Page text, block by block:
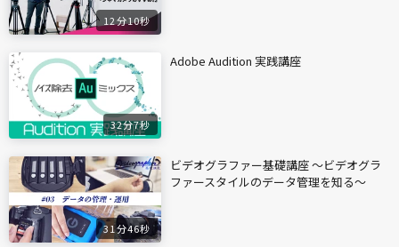
12分10秒
32分7秒
Adobe Audition 実践講座
31分46秒
ビデオグラファー基礎講座 〜ビデオグラ
ファースタイルのデータ管理を知る〜